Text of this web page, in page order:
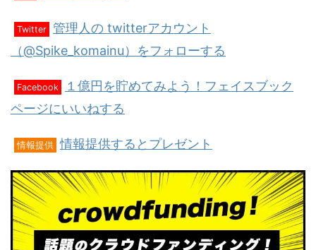
Twitter 管理人の twitterアカウント
（@Spike_komainu）をフォローする
Facebook
１億円を貯めてみよう！フェイスブック
ページにいいねする
情報提供 情報提供するとプレゼント